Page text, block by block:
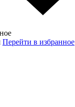
Перейти в избранное